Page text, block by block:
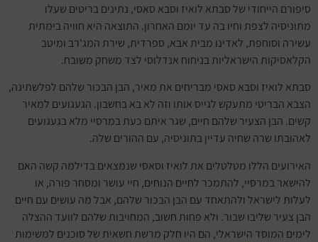
סיפורם הייחודי של סבתא לואיז וסבא סאסי, נתינים בריטים שעלו
מתוניסיה לצפת וחיו בה עד יומם האחרון. התוצאה היא חוויה בימתית
עשירה וסוחפת, לאדינו מבית אבא, ספרדית, שירת המג'רב ומיטב
הקלאסיקות הישראליות בניחוח אנדלוסי לצד משחק משובח.
סבתא לואיז וסבא סאסי מבריחים את מאיר, הבן הבכור שלהם לפלשתינה,
הצבא הבריטי מתעקש לגייס אותו וזה לא בא בחשבון. הגעגועים למאיר
קשים. הבן הצעיר שלהם חיים, שגר איתם כעת במרסיי מלא בגעגועים
לאהובתו שרה שחיה עדיין בתוניסיה, עם ההורים שלה.
האירועים הללו מטלטלים את לואיז וסאסי שנמצאים בדילמה קשה האם
להישאר במרסיי, להתמכר לחיים הנוחים, חיי עושר ומסחר פורה, או
לעלות לישראל ולהתאחד עם הבן הבכור שלהם, אבל מה עושים עם חיים
הבן צעיר שליבו שבור. ולא פחות חשוב, המחויבות שלהם לוועד ההצלה
לימים המוסד הישראלי, הם היו חלק מרשת חשאית של סוכנים למשימות